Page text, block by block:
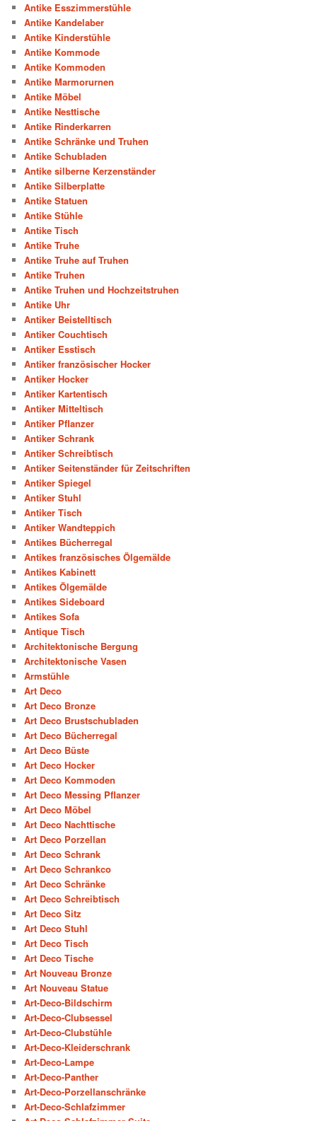
Antike Esszimmerstühle
Antike Kandelaber
Antike Kinderstühle
Antike Kommode
Antike Kommoden
Antike Marmorurnen
Antike Möbel
Antike Nesttische
Antike Rinderkarren
Antike Schränke und Truhen
Antike Schubladen
Antike silberne Kerzenständer
Antike Silberplatte
Antike Statuen
Antike Stühle
Antike Tisch
Antike Truhe
Antike Truhe auf Truhen
Antike Truhen
Antike Truhen und Hochzeitstruhen
Antike Uhr
Antiker Beistelltisch
Antiker Couchtisch
Antiker Esstisch
Antiker französischer Hocker
Antiker Hocker
Antiker Kartentisch
Antiker Mitteltisch
Antiker Pflanzer
Antiker Schrank
Antiker Schreibtisch
Antiker Seitenständer für Zeitschriften
Antiker Spiegel
Antiker Stuhl
Antiker Tisch
Antiker Wandteppich
Antikes Bücherregal
Antikes französisches Ölgemälde
Antikes Kabinett
Antikes Ölgemälde
Antikes Sideboard
Antikes Sofa
Antique Tisch
Architektonische Bergung
Architektonische Vasen
Armstühle
Art Deco
Art Deco Bronze
Art Deco Brustschubladen
Art Deco Bücherregal
Art Deco Büste
Art Deco Hocker
Art Deco Kommoden
Art Deco Messing Pflanzer
Art Deco Möbel
Art Deco Nachttische
Art Deco Porzellan
Art Deco Schrank
Art Deco Schrankco
Art Deco Schränke
Art Deco Schreibtisch
Art Deco Sitz
Art Deco Stuhl
Art Deco Tisch
Art Deco Tische
Art Nouveau Bronze
Art Nouveau Statue
Art-Deco-Bildschirm
Art-Deco-Clubsessel
Art-Deco-Clubstühle
Art-Deco-Kleiderschrank
Art-Deco-Lampe
Art-Deco-Panther
Art-Deco-Porzellanschränke
Art-Deco-Schlafzimmer